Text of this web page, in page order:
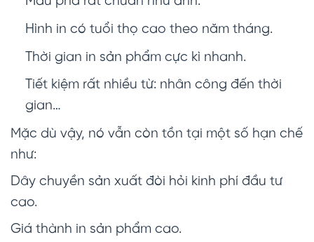
Hình in có tuổi thọ cao theo năm tháng.
Thời gian in sản phẩm cực kì nhanh.
Tiết kiệm rất nhiều từ: nhân công đến thời
gian…
Mặc dù vậy, nó vẫn còn tồn tại một số hạn chế
như:
Dây chuyền sản xuất đòi hỏi kinh phí đầu tư
cao.
Giá thành in sản phẩm cao.